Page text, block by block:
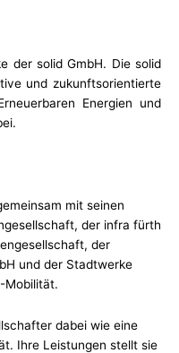
der solid GmbH. Die solid
und zukunftsorientierte
Energien und
mit seinen
der infra fürth
der
und der Stadtwerke
Mobilität.
dabei wie eine
Ihre Leistungen stellt sie